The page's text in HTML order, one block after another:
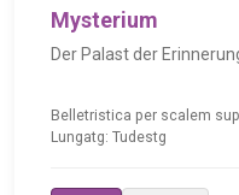
Mysterium
Der Palast der
Belletristica per scalem
Lungatg: Tudestg